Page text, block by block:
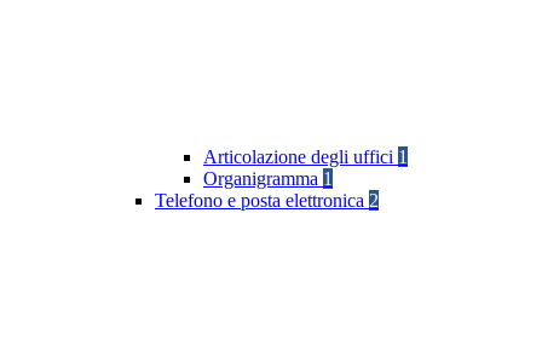
Articolazione degli uffici 1
Organigramma 1
Telefono e posta elettronica 2